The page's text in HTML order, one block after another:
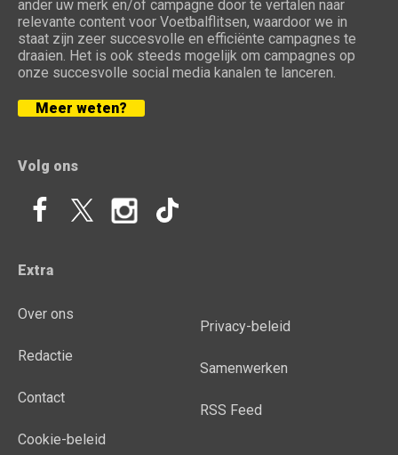
ander uw merk en/of campagne door te vertalen naar
relevante content voor Voetbalflitsen, waardoor we in
staat zijn zeer succesvolle en efficiënte campagnes te
draaien. Het is ook steeds mogelijk om campagnes op
onze succesvolle social media kanalen te lanceren.
Meer weten?
Volg ons
Extra
Over ons
Redactie
Contact
Cookie-beleid
Privacy-beleid
Samenwerken
RSS Feed